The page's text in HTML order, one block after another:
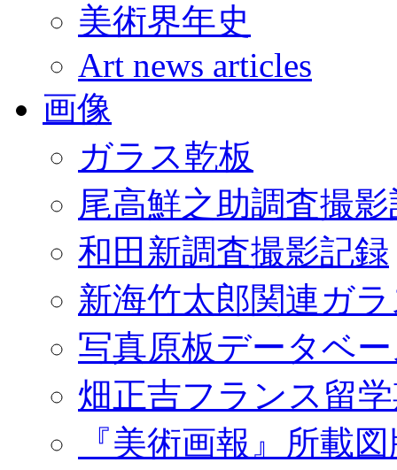
美術界年史
Art news articles
画像
ガラス乾板
尾高鮮之助調査撮
和田新調査撮影記録
新海竹太郎関連ガ
写真原板データベ
畑正吉フランス留
『美術画報』所載